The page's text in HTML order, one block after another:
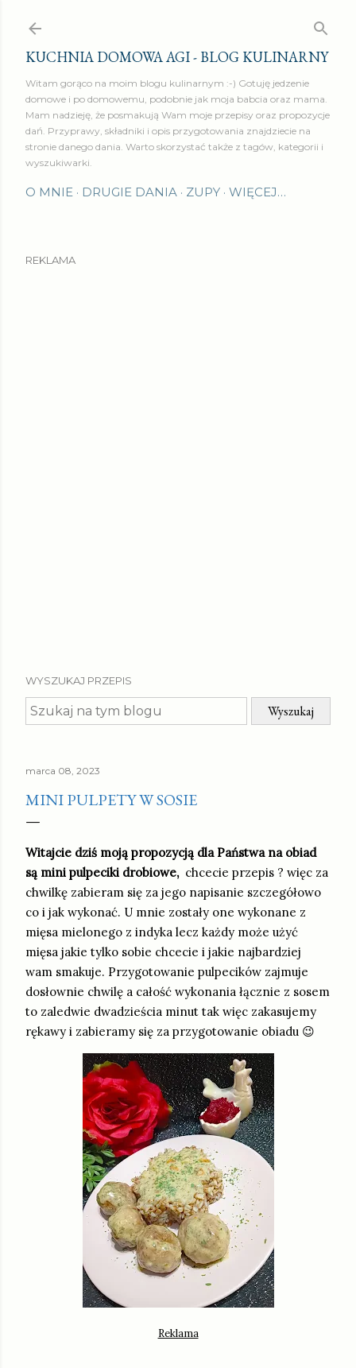
KUCHNIA DOMOWA AGI - BLOG KULINARNY
Witam gorąco na moim blogu kulinarnym :-) Gotuję jedzenie
domowe i po domowemu, podobnie jak moja babcia oraz mama.
Mam nadzieję, że posmakują Wam moje przepisy oraz propozycje
dań. Przyprawy, składniki i opis przygotowania znajdziecie na
stronie danego dania. Warto skorzystać także z tagów, kategorii i
wyszukiwarki.
O MNIE DRUGIE DANIA ZUPY WIĘCEJ…
REKLAMA
WYSZUKAJ PRZEPIS
marca 08, 2023
MINI PULPETY W SOSIE
Witajcie dziś moją propozycją dla Państwa na obiad
są mini pulpeciki drobiowe, chcecie przepis ? więc za
chwilkę zabieram się za jego napisanie szczegółowo
co i jak wykonać. U mnie zostały one wykonane z
mięsa mielonego z indyka lecz każdy może użyć
mięsa jakie tylko sobie chcecie i jakie najbardziej
wam smakuje. Przygotowanie pulpecików zajmuje
dosłownie chwilę a całość wykonania łącznie z sosem
to zaledwie dwadzieścia minut tak więc zakasujemy
rękawy i zabieramy się za przygotowanie obiadu 😉